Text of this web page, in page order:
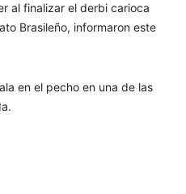
al finalizar el derbi carioca
Brasileño, informaron este
en el pecho en una de las